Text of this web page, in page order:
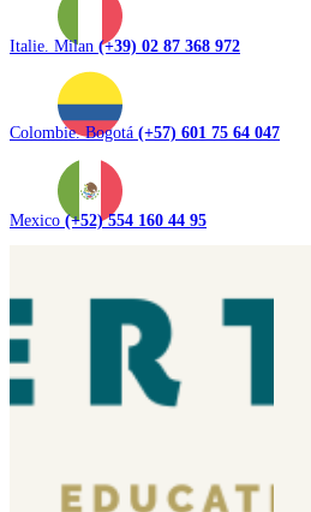
Italie. Milan (+39) 02 87 368 972
Colombie. Bogotá (+57) 601 75 64 047
Mexico (+52) 554 160 44 95